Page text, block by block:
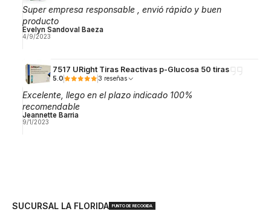
Super empresa responsable , envió rápido y buen
producto
Evelyn Sandoval Baeza
4/9/2023
7517 URight Tiras Reactivas p-Glucosa 50 tiras
5.0 3 reseñas
Excelente, llego en el plazo indicado 100%
recomendable
Jeannette Barria
9/1/2023
SUCURSAL LA FLORIDA PUNTO DE RECOGIDA